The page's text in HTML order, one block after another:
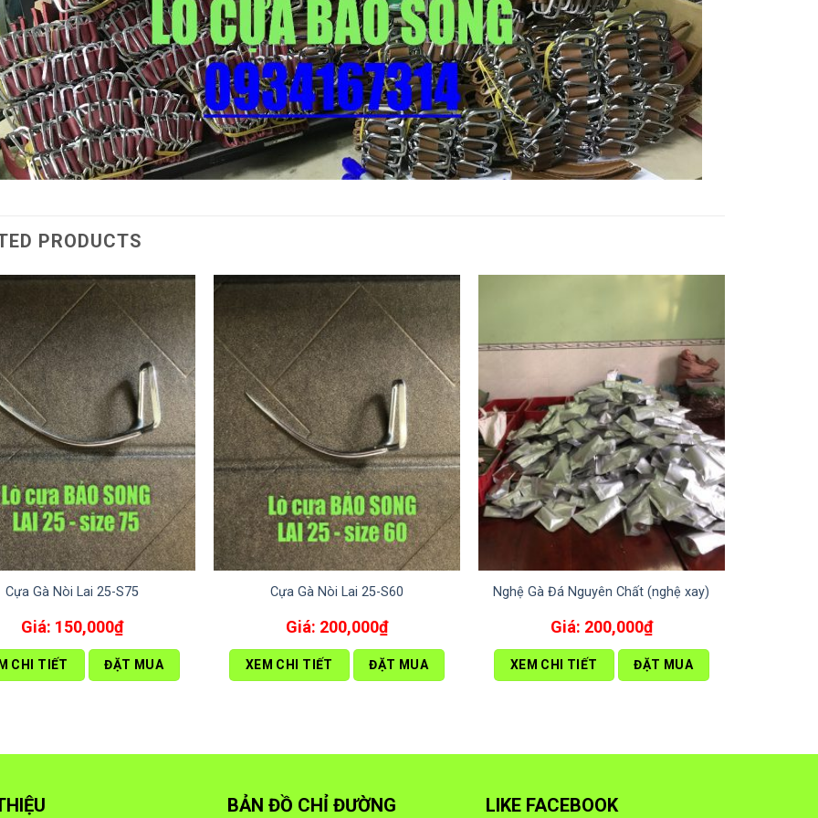
PRODUCTS
Cựa Gà Nòi Lai 25-S75
150,000₫
CHI TIẾT ĐẶT MUA
Cựa Gà Nòi Lai 25-S60
200,000₫
XEM CHI TIẾT ĐẶT MUA
Nghệ Gà Đá Nguyên Chất (nghệ xay)
200,000₫
XEM CHI TIẾT ĐẶT MUA
BẢN ĐỒ CHỈ ĐƯỜNG LIKE FACEBOOK